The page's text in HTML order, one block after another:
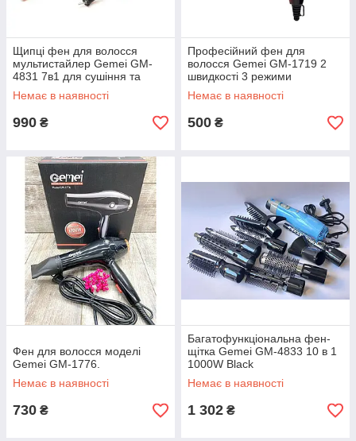
Щипці фен для волосся
мультистайлер Gemei GM-
4831 7в1 для сушіння та
укладання з 3
температурами режимами та
Немає в наявності
990 ₴
Професійний фен для
волосся Gemei GM-1719 2
швидкості 3 режими
нагрівання холодне
обдування 1800 Вт
Немає в наявності
500 ₴
Фен для волосся моделі
Gemei GM-1776.
Немає в наявності
730 ₴
Багатофункціональна фен-
щітка Gemei GM-4833 10 в 1
1000W Black
Немає в наявності
1 302 ₴